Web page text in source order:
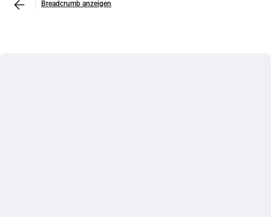
Breadcrumb anzeigen